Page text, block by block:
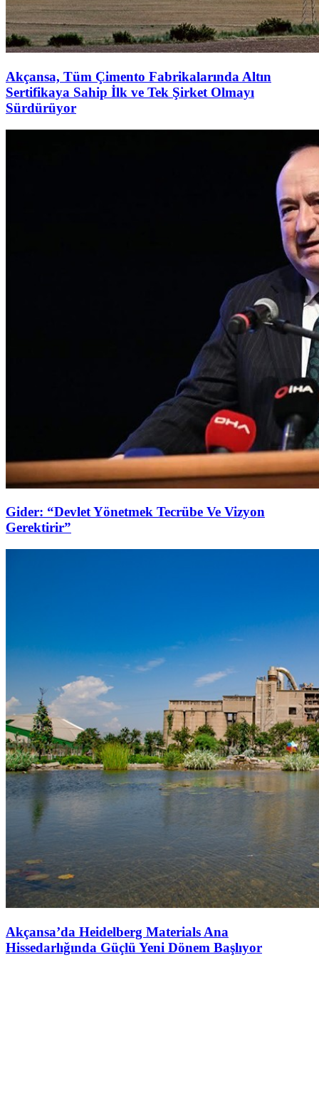
Akçansa, Tüm Çimento Fabrikalarında Altın
Sertifikaya Sahip İlk ve Tek Şirket Olmayı
Sürdürüyor
Gider: “Devlet Yönetmek Tecrübe Ve Vizyon
Gerektirir”
Akçansa’da Heidelberg Materials Ana
Hissedarlığında Güçlü Yeni Dönem Başlıyor